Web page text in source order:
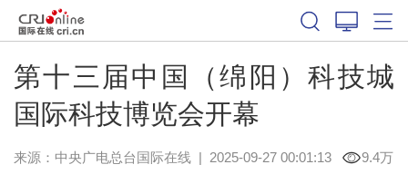
第十三届中国（绵阳）科技城
国际科技博览会开幕
来源：中央广电总台国际在线| 2025-09-27 00:01:13 9.4万